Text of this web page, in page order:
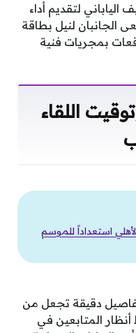
لتقديم أداء
الجانبان لنيل بطاقة
بمجريات فنية
اللقاء
استعداداً للموسم
دقيقة تجعل من
المتابعين في